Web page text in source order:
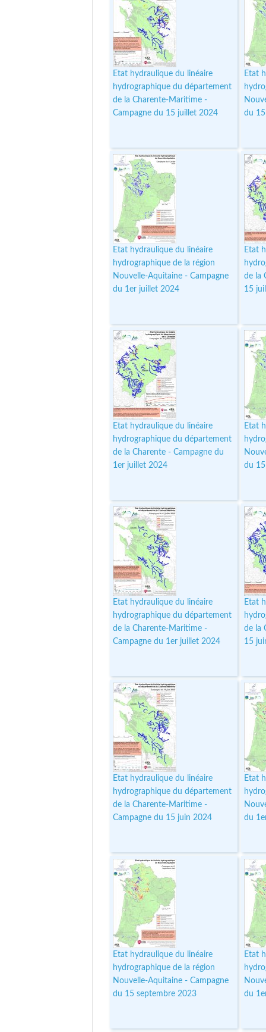
Etat hydraulique du linéaire
hydrographique du département
de la Charente-Maritime -
Campagne du 15 juillet 2024
Etat
du
Etat hydraulique du linéaire
hydrographique de la région
Nouvelle-Aquitaine - Campagne
du 1er juillet 2024
Etat
de la
15
Etat hydraulique du linéaire
hydrographique du département
de la Charente - Campagne du
1er juillet 2024
Etat
du
Etat hydraulique du linéaire
hydrographique du département
de la Charente-Maritime -
Campagne du 1er juillet 2024
Etat
de la
15
Etat hydraulique du linéaire
hydrographique du département
de la Charente-Maritime -
Campagne du 15 juin 2024
Etat
du
Etat hydraulique du linéaire
hydrographique de la région
Nouvelle-Aquitaine - Campagne
du 15 septembre 2023
Etat
du